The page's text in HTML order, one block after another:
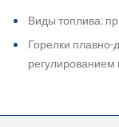
Виды топлива:
Горелки плавно-